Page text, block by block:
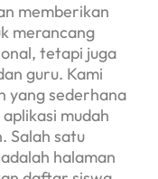
memberikan
merancang
tetapi juga
guru. Kami
yang sederhana
mudah
Salah satu
halaman